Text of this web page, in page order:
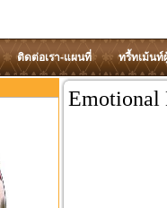
ติดต่อเรา-แผนที่ ทรี้ทเม้นท์
Emotional